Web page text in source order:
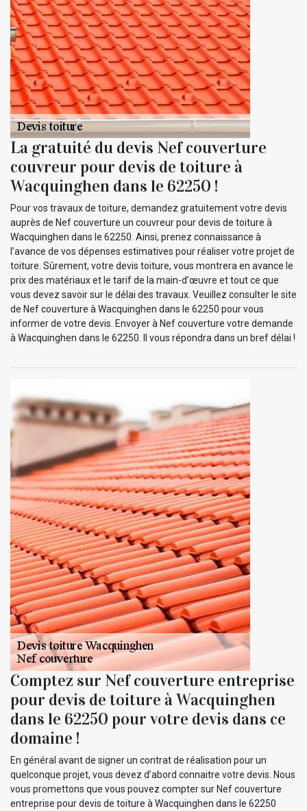
La gratuité du devis Nef couverture
couvreur pour devis de toiture à
Wacquinghen dans le 62250 !
Pour vos travaux de toiture, demandez gratuitement votre devis
auprès de Nef couverture un couvreur pour devis de toiture à
Wacquinghen dans le 62250. Ainsi, prenez connaissance à
l’avance de vos dépenses estimatives pour réaliser votre projet de
toiture. Sûrement, votre devis toiture, vous montrera en avance le
prix des matériaux et le tarif de la main-d’œuvre et tout ce que
vous devez savoir sur le délai des travaux. Veuillez consulter le site
de Nef couverture à Wacquinghen dans le 62250 pour vous
informer de votre devis. Envoyer à Nef couverture votre demande
à Wacquinghen dans le 62250. Il vous répondra dans un bref délai !
Comptez sur Nef couverture entreprise
pour devis de toiture à Wacquinghen
dans le 62250 pour votre devis dans ce
domaine !
En général avant de signer un contrat de réalisation pour un
quelconque projet, vous devez d’abord connaitre votre devis. Nous
vous promettons que vous pouvez compter sur Nef couverture
entreprise pour devis de toiture à Wacquinghen dans le 62250